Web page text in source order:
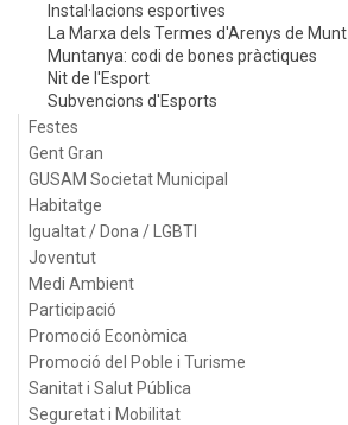
Instal·lacions esportives
La Marxa dels Termes d'Arenys de Munt
Muntanya: codi de bones pràctiques
Nit de l'Esport
Subvencions d'Esports
Festes
Gent Gran
GUSAM Societat Municipal
Habitatge
Igualtat / Dona / LGBTI
Joventut
Medi Ambient
Participació
Promoció Econòmica
Promoció del Poble i Turisme
Sanitat i Salut Pública
Seguretat i Mobilitat